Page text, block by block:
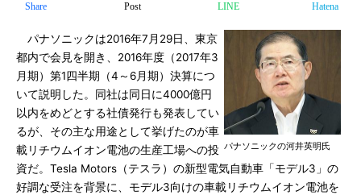
Share Post LINE Hatena
パナソニックの河井英明氏
パナソニックは2016年7月29日、東京
都内で会見を開き、2016年度（2017年3
月期）第1四半期（4～6月期）決算につ
いて説明した。同社は同日に4000億円
以内をめどとする社債発行も発表してい
るが、その主な用途として挙げたのが車
載リチウムイオン電池の生産工場への投
資だ。Tesla Motors（テスラ）の新型電気自動車「モデル3」の
好調な受注を背景に、モデル3向けの車載リチウムイオン電池を